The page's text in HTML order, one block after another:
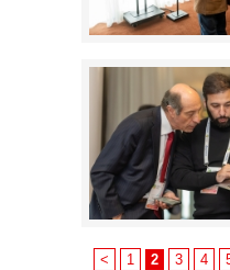
< 1 2 3 4